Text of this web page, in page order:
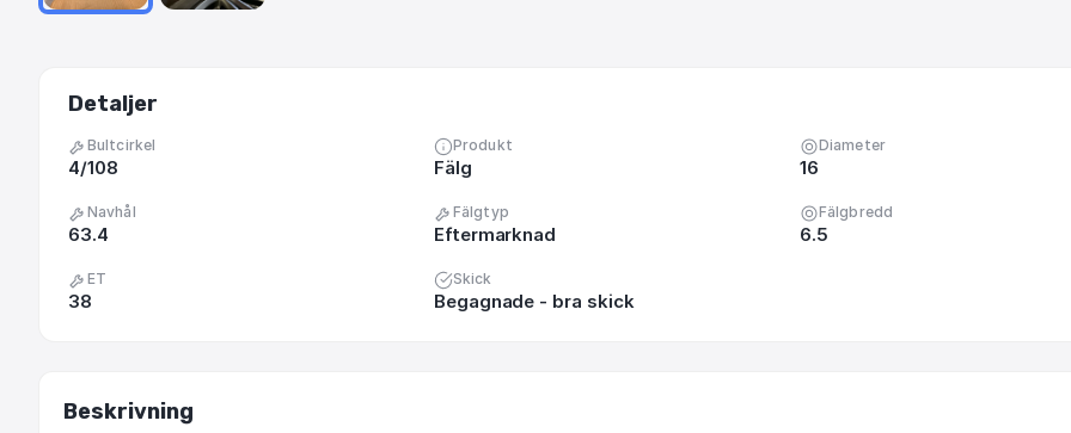
Detaljer
Bultcirkel
4/108
Produkt
Fälg
Diameter
16
Navhål
63.4
Fälgtyp
Eftermarknad
Fälgbredd
6.5
ET
38
Skick
Begagnade - bra skick
Beskrivning